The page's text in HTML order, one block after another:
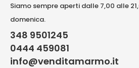
Siamo sempre aperti dalle 7,00 alle
domenica.
348 9501245
0444 459081
info@venditamarmo.it